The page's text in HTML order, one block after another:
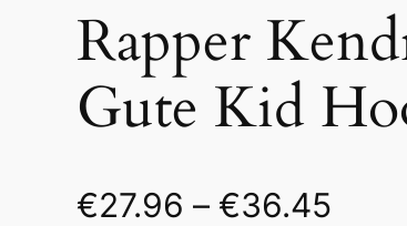
Rapper
Gute Kid
€27.96 – €36.45